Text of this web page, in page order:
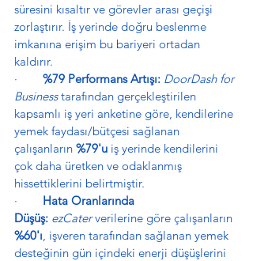
süresini kısaltır ve görevler arası geçişi
zorlaştırır. İş yerinde doğru beslenme
imkanına erişim bu bariyeri ortadan
kaldırır.
· %79 Performans Artışı: DoorDash for
Business tarafından gerçekleştirilen
kapsamlı iş yeri anketine göre, kendilerine
yemek faydası/bütçesi sağlanan
çalışanların %79'u iş yerinde kendilerini
çok daha üretken ve odaklanmış
hissettiklerini belirtmiştir.
· Hata Oranlarında
Düşüş: ezCater verilerine göre çalışanların
%60'ı , işveren tarafından sağlanan yemek
desteğinin gün içindeki enerji düşüşlerini